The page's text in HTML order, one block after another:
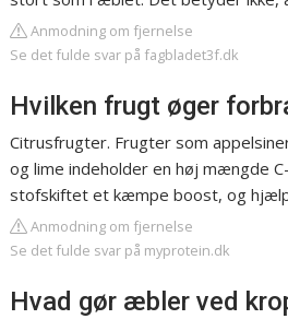
Anmodning om fjernelse
Se det fulde svar på fagbladet3f.dk
Hvilken frugt øger
Citrusfrugter. Frugter som
og lime indeholder en høj mængde
stofskiftet et kæmpe boost, og
Anmodning om fjernelse
Se det fulde svar på myprotein.dk
Hvad gør æbler ved